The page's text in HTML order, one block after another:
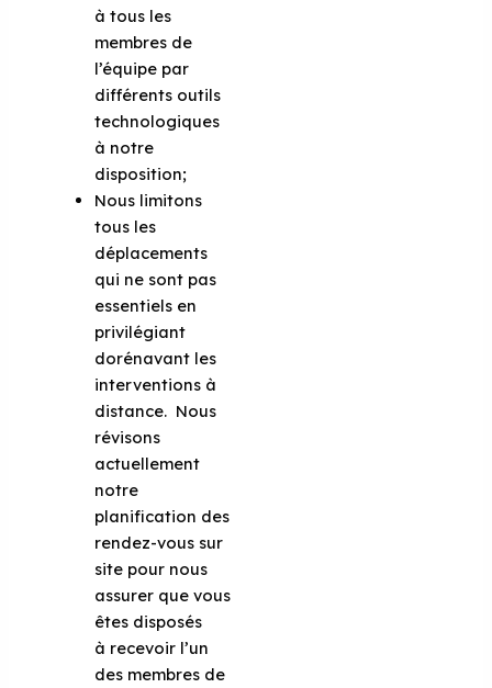
à tous les
membres de
l’équipe par
différents outils
technologiques
à notre
disposition;
Nous limitons
tous les
déplacements
qui ne sont pas
essentiels en
privilégiant
dorénavant les
interventions à
distance. Nous
révisons
actuellement
notre
planification des
rendez-vous sur
site pour nous
assurer que vous
êtes disposés
à recevoir l’un
des membres de